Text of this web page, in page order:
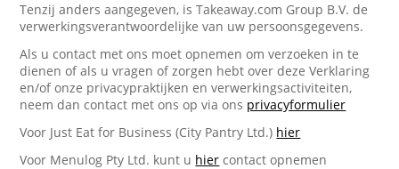
Tenzij anders aangegeven, is Takeaway.com Group B.V. de
verwerkingsverantwoordelijke van uw persoonsgegevens.
Als u contact met ons moet opnemen om verzoeken in te
dienen of als u vragen of zorgen hebt over deze Verklaring
en/of onze privacypraktijken en verwerkingsactiviteiten,
neem dan contact met ons op via ons privacyformulier
Voor Just Eat for Business (City Pantry Ltd.) hier
Voor Menulog Pty Ltd. kunt u hier contact opnemen